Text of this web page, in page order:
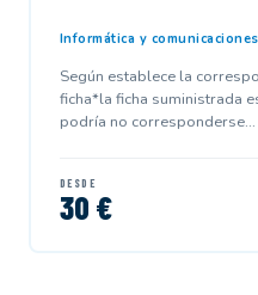
Informática y comunicaciones
Según establece la
ficha*la ficha suministrada
podría no corresponderse...
DESDE
30 €